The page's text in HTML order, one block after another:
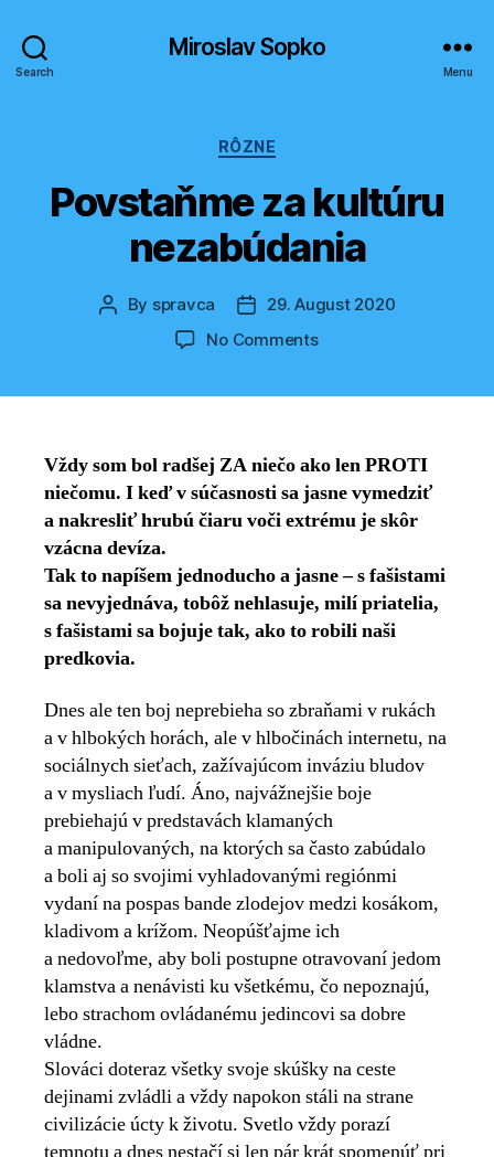
Search
Miroslav Sopko
Menu
Categories
RÔZNE
Povstaňme za kultúru
nezabúdania
Post
By spravca
Post29. August 2020
No Commentson
Vždy som bol radšej ZA niečo ako len PROTI
niečomu. I keď v súčasnosti sa jasne vymedziť
a nakresliť hrubú čiaru voči extrému je skôr
vzácna devíza.
Tak to napíšem jednoducho a jasne – s fašistami
sa nevyjednáva, tobôž nehlasuje, milí priatelia,
s fašistami sa bojuje tak, ako to robili naši
predkovia.
Dnes ale ten boj neprebieha so zbraňami v rukách
a v hlbokých horách, ale v hlbočinách internetu, na
sociálnych sieťach, zažívajúcom inváziu bludov
a v mysliach ľudí. Áno, najvážnejšie boje
prebiehajú v predstavách klamaných
a manipulovaných, na ktorých sa často zabúdalo
a boli aj so svojimi vyhladovanými regiónmi
vydaní na pospas bande zlodejov medzi kosákom,
kladivom a krížom. Neopúšťajme ich
a nedovoľme, aby boli postupne otravovaní jedom
klamstva a nenávisti ku všetkému, čo nepoznajú,
lebo strachom ovládanému jedincovi sa dobre
vládne.
Slováci doteraz všetky svoje skúšky na ceste
dejinami zvládli a vždy napokon stáli na strane
civilizácie úcty k životu. Svetlo vždy porazí